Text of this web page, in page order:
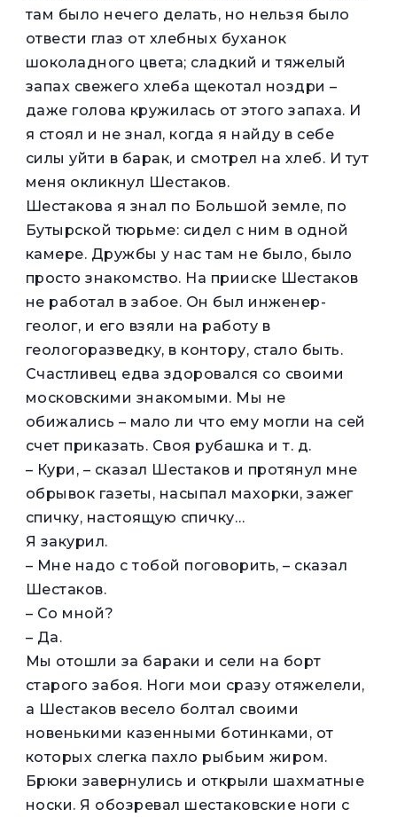
там было нечего делать, но нельзя было
отвести глаз от хлебных буханок
шоколадного цвета; сладкий и тяжелый
запах свежего хлеба щекотал ноздри –
даже голова кружилась от этого запаха. И
я стоял и не знал, когда я найду в себе
силы уйти в барак, и смотрел на хлеб. И тут
меня окликнул Шестаков.
Шестакова я знал по Большой земле, по
Бутырской тюрьме: сидел с ним в одной
камере. Дружбы у нас там не было, было
просто знакомство. На прииске Шестаков
не работал в забое. Он был инженер-
геолог, и его взяли на работу в
геологоразведку, в контору, стало быть.
Счастливец едва здоровался со своими
московскими знакомыми. Мы не
обижались – мало ли что ему могли на сей
счет приказать. Своя рубашка и т. д.
– Кури, – сказал Шестаков и протянул мне
обрывок газеты, насыпал махорки, зажег
спичку, настоящую спичку…
Я закурил.
– Мне надо с тобой поговорить, – сказал
Шестаков.
– Со мной?
– Да.
Мы отошли за бараки и сели на борт
старого забоя. Ноги мои сразу отяжелели,
а Шестаков весело болтал своими
новенькими казенными ботинками, от
которых слегка пахло рыбьим жиром.
Брюки завернулись и открыли шахматные
носки. Я обозревал шестаковские ноги с